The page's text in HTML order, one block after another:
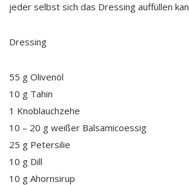
jeder selbst sich das Dressing auffüllen
Dressing
55 g Olivenöl
10 g Tahin
1 Knoblauchzehe
10 – 20 g weißer Balsamicoessig
25 g Petersilie
10 g Dill
10 g Ahornsirup